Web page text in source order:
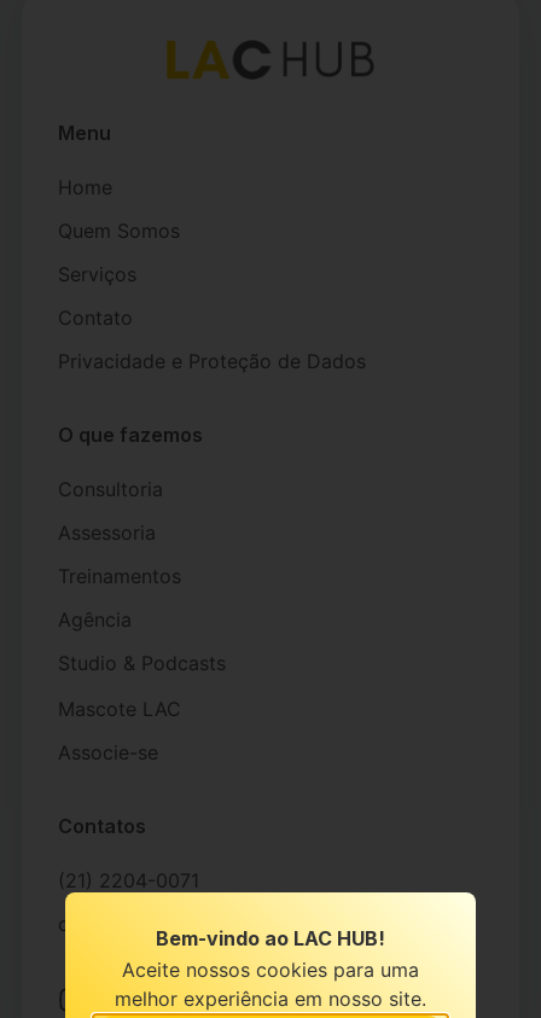
Menu
Home
Quem Somos
Serviços
Contato
Privacidade e Proteção de Dados
O que fazemos
Consultoria
Assessoria
Treinamentos
Agência
Studio & Podcasts
Mascote LAC
Associe-se
Contatos
(21) 2204-0071
contato@lachub.com.br
Bem-vindo ao LAC HUB!
Aceite nossos cookies para uma
melhor experiência em nosso site.